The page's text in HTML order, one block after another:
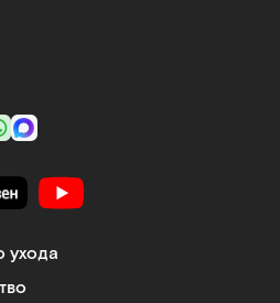
ухода